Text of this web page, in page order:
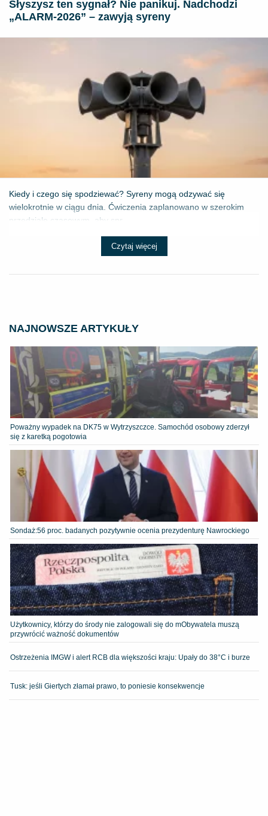
Słyszysz ten sygnał? Nie panikuj. Nadchodzi
„ALARM-2026” – zawyją syreny
Kiedy i czego się spodziewać? Syreny mogą odzywać się
wielokrotnie w ciągu dnia. Ćwiczenia zaplanowano w szerokim
przedziale czasowym, aby spr...
Czytaj więcej
NAJNOWSZE ARTYKUŁY
Poważny wypadek na DK75 w Wytrzyszczce. Samochód osobowy zderzył
się z karetką pogotowia
​Sondaż:56 proc. badanych pozytywnie ocenia prezydenturę Nawrockiego
Użytkownicy, którzy do środy nie zalogowali się do mObywatela muszą
przywrócić ważność dokumentów
Ostrzeżenia IMGW i alert RCB dla większości kraju: Upały do 38°C i burze
Tusk: jeśli Giertych złamał prawo, to poniesie konsekwencje